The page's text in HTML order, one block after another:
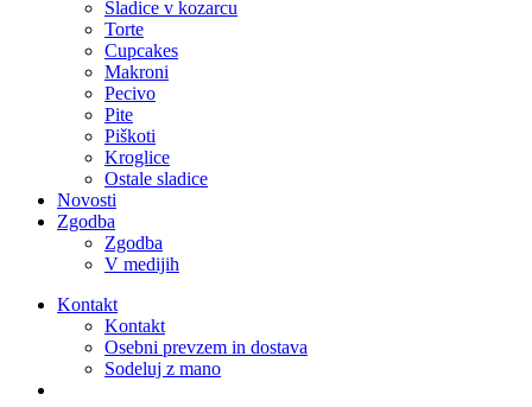
Sladice v kozarcu
Torte
Cupcakes
Makroni
Pecivo
Pite
Piškoti
Kroglice
Ostale sladice
Novosti
Zgodba
Zgodba
V medijih
Kontakt
Kontakt
Osebni prevzem in dostava
Sodeluj z mano